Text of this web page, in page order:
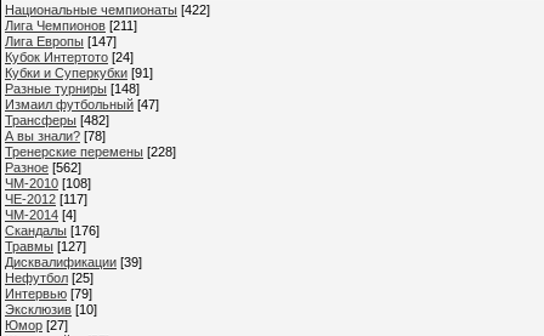
Национальные чемпионаты [422]
Лига Чемпионов [211]
Лига Европы [147]
Кубок Интертото [24]
Кубки и Суперкубки [91]
Разные турниры [148]
Измаил футбольный [47]
Трансферы [482]
А вы знали? [78]
Тренерские перемены [228]
Разное [562]
ЧМ-2010 [108]
ЧЕ-2012 [117]
ЧМ-2014 [4]
Cкандалы [176]
Травмы [127]
Дисквалификации [39]
Нефутбол [25]
Интервью [79]
Эксклюзив [10]
Юмор [27]